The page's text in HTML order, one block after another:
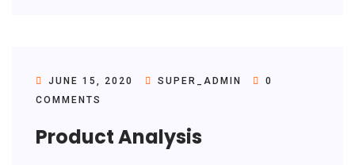
JUNE 15, 2020 SUPER_ADMIN
0
COMMENTS
Product Analysis